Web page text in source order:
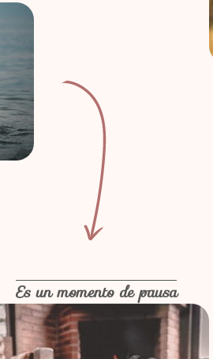
Es un momento de pausa